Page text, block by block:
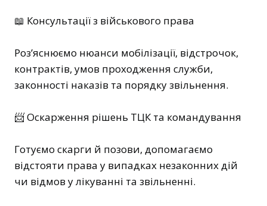
📖 Консультації з військового права
Роз’яснюємо нюанси мобілізації, відстрочок,
контрактів, умов проходження служби,
законності наказів та порядку звільнення.
📨 Оскарження рішень ТЦК та командування
Готуємо скарги й позови, допомагаємо
відстояти права у випадках незаконних дій
чи відмов у лікуванні та звільненні.